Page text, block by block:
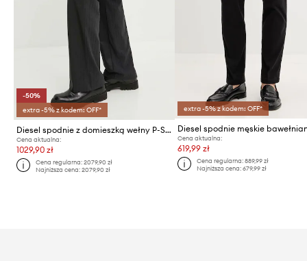
-50%
extra -5% z kodem: OFF*
Diesel spodnie z domieszką wełny P-STANLEY
Cena aktualna:
1029,90 zł
Cena regularna:2079,90 zł
Najniższa cena:2079,90 zł
extra -5% z kodem: OFF*
Cena aktualna:
619,99 zł
Cena regularna: 889,99 zł
Najniższa cena: 679,99 zł